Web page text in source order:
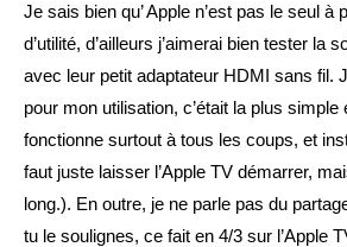
Je sais bien qu’ Apple n’est pas le seul à
d’utilité, d’ailleurs j’aimerai bien tester la
avec leur petit adaptateur HDMI sans fil.
pour mon utilisation, c’était la plus simple
fonctionne surtout à tous les coups, et
faut juste laisser l’Apple TV démarrer,
long.). En outre, je ne parle pas du
tu le soulignes, ce fait en 4/3 sur l’Apple